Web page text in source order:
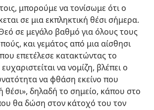
μπορούμε να τονίσωμε ότι ο
σε μια εκπληκτική θέσι σήμερα.
σε μεγάλο βαθμό για όλους τους
και γεμάτος από μια αίσθησι
επετέλεσε κατακτώντας το
να νομίζη, βλέπει ο
να φθάση εκείνο που
θέσι», δηλαδή το σημείο, κάπου στο
θα δώση στον κάτοχό του τον